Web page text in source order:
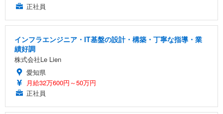
正社員
インフラエンジニア・IT基盤の設計・構築・丁寧な指導・業
績好調
株式会社Le Lien
愛知県
月給32万600円～50万円
正社員